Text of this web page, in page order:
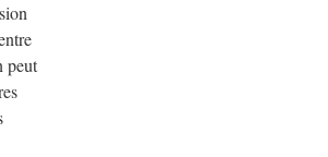
peut